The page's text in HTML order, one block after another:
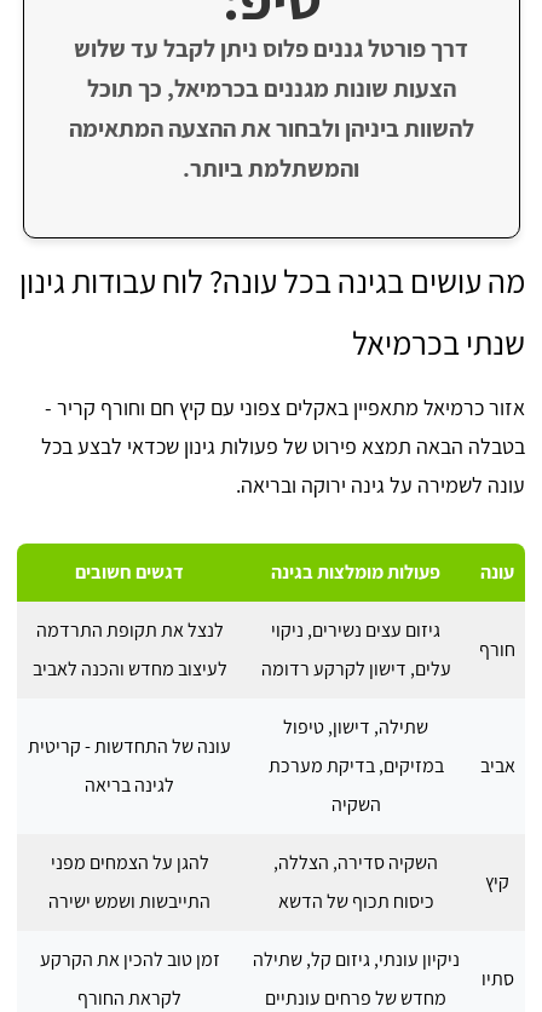
דרך פורטל גננים פלוס ניתן לקבל עד שלוש
הצעות שונות מגננים בכרמיאל, כך תוכל
להשוות ביניהן ולבחור את ההצעה המתאימה
והמשתלמת ביותר.
מה עושים בגינה בכל עונה? לוח עבודות גינון
שנתי בכרמיאל
אזור כרמיאל מתאפיין באקלים צפוני עם קיץ חם וחורף קריר -
בטבלה הבאה תמצא פירוט של פעולות גינון שכדאי לבצע בכל
עונה לשמירה על גינה ירוקה ובריאה.
עונה פעולות מומלצות בגינה דגשים חשובים
חורף
גיזום עצים נשירים, ניקוי
עלים, דישון לקרקע רדומה
לנצל את תקופת התרדמה
לעיצוב מחדש והכנה לאביב
אביב
שתילה, דישון, טיפול
במזיקים, בדיקת מערכת
השקיה
עונה של התחדשות - קריטית
לגינה בריאה
קיץ
השקיה סדירה, הצללה,
כיסוח תכוף של הדשא
להגן על הצמחים מפני
התייבשות ושמש ישירה
סתיו
ניקיון עונתי, גיזום קל, שתילה
מחדש של פרחים עונתיים
זמן טוב להכין את הקרקע
לקראת החורף